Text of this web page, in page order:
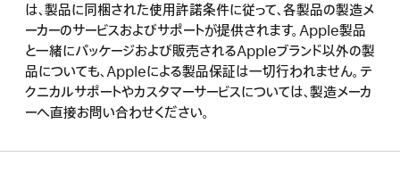
は、製品に同梱された使用許諾条件に従って、各製品の製造メ
ーカーのサービスおよびサポートが提供されます。Apple製品
と一緒にパッケージおよび販売されるAppleブランド以外の製
品についても、Appleによる製品保証は一切行われません。テ
クニカルサポートやカスタマーサービスについては、製造メーカ
ーへ直接お問い合わせください。